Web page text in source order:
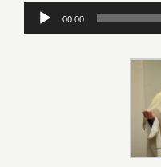
Reproduktor
audiozapisa
00:00